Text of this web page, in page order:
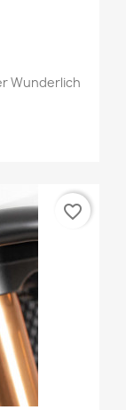
Wunderlich
favorite_border